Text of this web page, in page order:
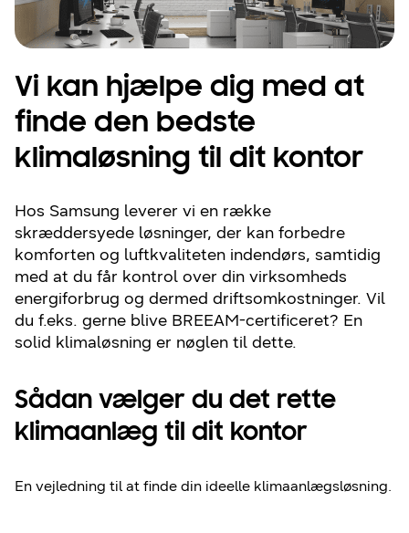
Vi kan hjælpe dig med at
finde den bedste
klimaløsning til dit kontor
Hos Samsung leverer vi en række
skræddersyede løsninger, der kan forbedre
komforten og luftkvaliteten indendørs, samtidig
med at du får kontrol over din virksomheds
energiforbrug og dermed driftsomkostninger. Vil
du f.eks. gerne blive BREEAM-certificeret? En
solid klimaløsning er nøglen til dette.
Sådan vælger du det rette
klimaanlæg til dit kontor
En vejledning til at finde din ideelle klimaanlægsløsning.